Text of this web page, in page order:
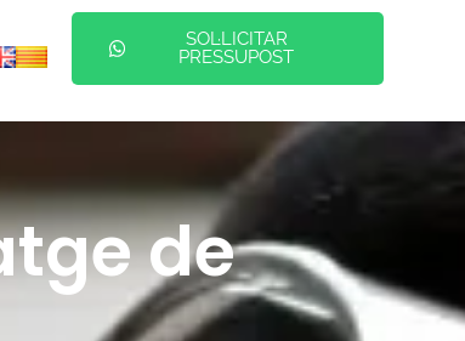
SOL·LICITAR
PRESSUPOST
de